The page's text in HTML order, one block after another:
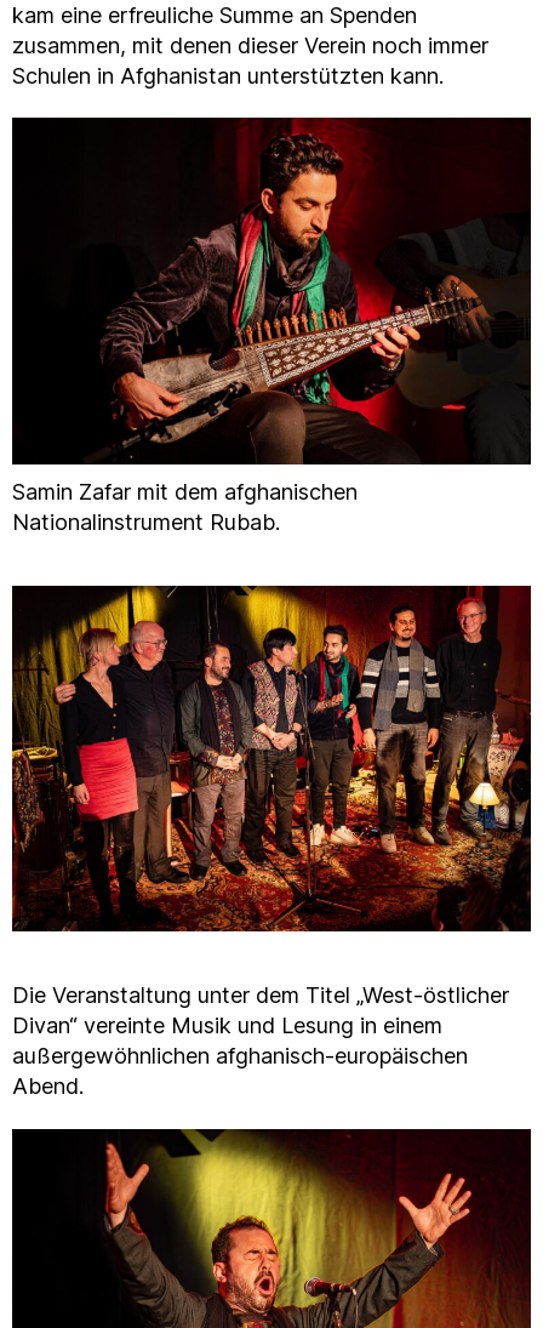
kam eine erfreuliche Summe an Spenden
zusammen, mit denen dieser Verein noch immer
Schulen in Afghanistan unterstützten kann.
Samin Zafar mit dem afghanischen
Nationalinstrument Rubab.
Die Veranstaltung unter dem Titel „West-östlicher
Divan“ vereinte Musik und Lesung in einem
außergewöhnlichen afghanisch-europäischen
Abend.